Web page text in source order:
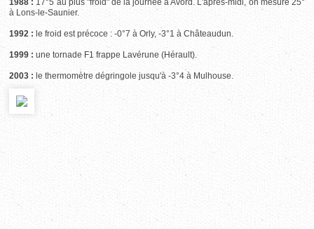
1988 : 17°5 au plus "froid" de la journée à Avord. L'après-midi, on mesure 25°
à Lons-le-Saunier.
1992 : le froid est précoce : -0°7 à Orly, -3°1 à Châteaudun.
1999 : une tornade F1 frappe Lavérune (Hérault).
2003 : le thermomètre dégringole jusqu'à -3°4 à Mulhouse.